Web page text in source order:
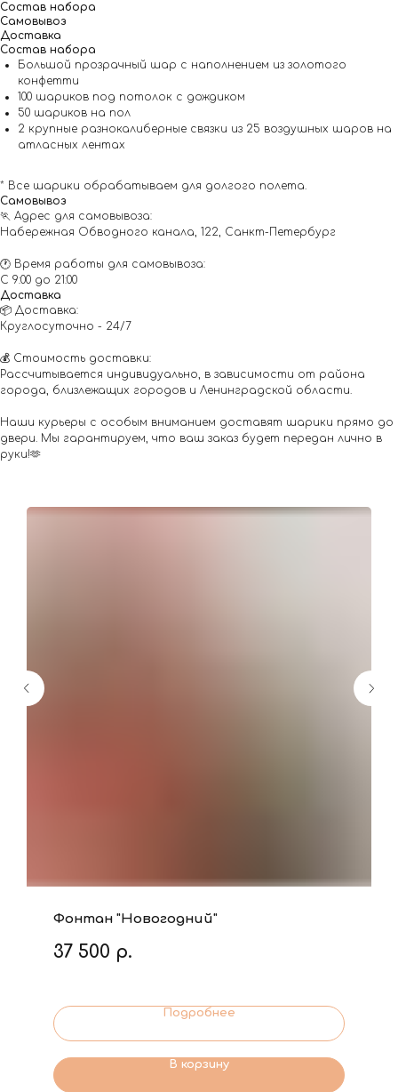
Состав набора
Самовывоз
Доставка
Состав набора
Большой прозрачный шар с наполнением из золотого
конфетти
100 шариков под потолок с дождиком
50 шариков на пол
2 крупные разнокалиберные связки из 25 воздушных шаров на
атласных лентах
* Все шарики обрабатываем для долгого полета.
Самовывоз
🏃 Адрес для самовывоза:
Набережная Обводного канала, 122, Санкт-Петербург
🕐 Время работы для самовывоза:
С 9:00 до 21:00
Доставка
📦 Доставка:
Круглосуточно - 24/7
💰 Стоимость доставки:
Рассчитывается индивидуально, в зависимости от района
города, близлежащих городов и Ленинградской области.
Наши курьеры с особым вниманием доставят шарики прямо до
двери. Мы гарантируем, что ваш заказ будет передан лично в
руки!🫶
Фонтан "Новогодний"
37 500 р.
Подробнее
В корзину